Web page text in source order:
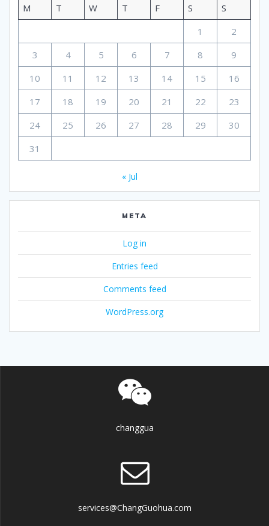
M T W T F S
S
1
2
3
4 5 6 7 8
9
10
11 12 13 14 15
16
17
18 19 20 21 22
23
24
25 26 27 28 29
30
31
« Jul
META
Log in
Entries feed
Comments feed
WordPress.org
changgua
services@ChangGuohua.com